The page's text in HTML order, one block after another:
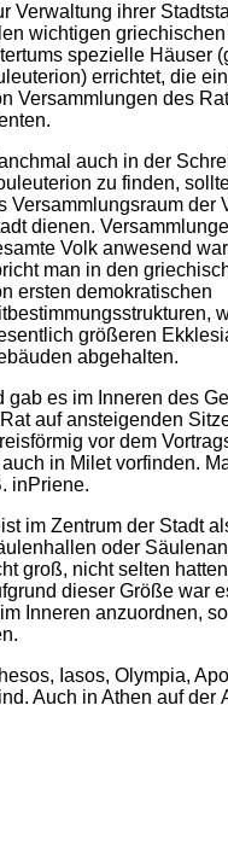
Verwaltung ihrer
wichtigen
spezielle Häuser
errichtet, die
Versammlungen des
auch in der
zu finden,
Versammlungsraum der
dienen.
Volk anwesend
man in den
ersten demokratischen
größeren
abgehalten.
es im Inneren des
auf ansteigenden
vor dem
in Milet vorfinden.
inPriene.
im Zentrum der Stadt
oder
groß, nicht selten
dieser Größe war
Inneren anzuordnen,
Iasos, Olympia,
Auch in Athen auf der